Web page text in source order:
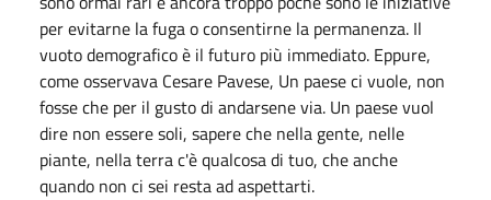
per evitarne la fuga o consentirne la permanenza. Il
vuoto demografico è il futuro più immediato. Eppure,
come osservava Cesare Pavese, Un paese ci vuole, non
fosse che per il gusto di andarsene via. Un paese vuol
dire non essere soli, sapere che nella gente, nelle
piante, nella terra c'è qualcosa di tuo, che anche
quando non ci sei resta ad aspettarti.